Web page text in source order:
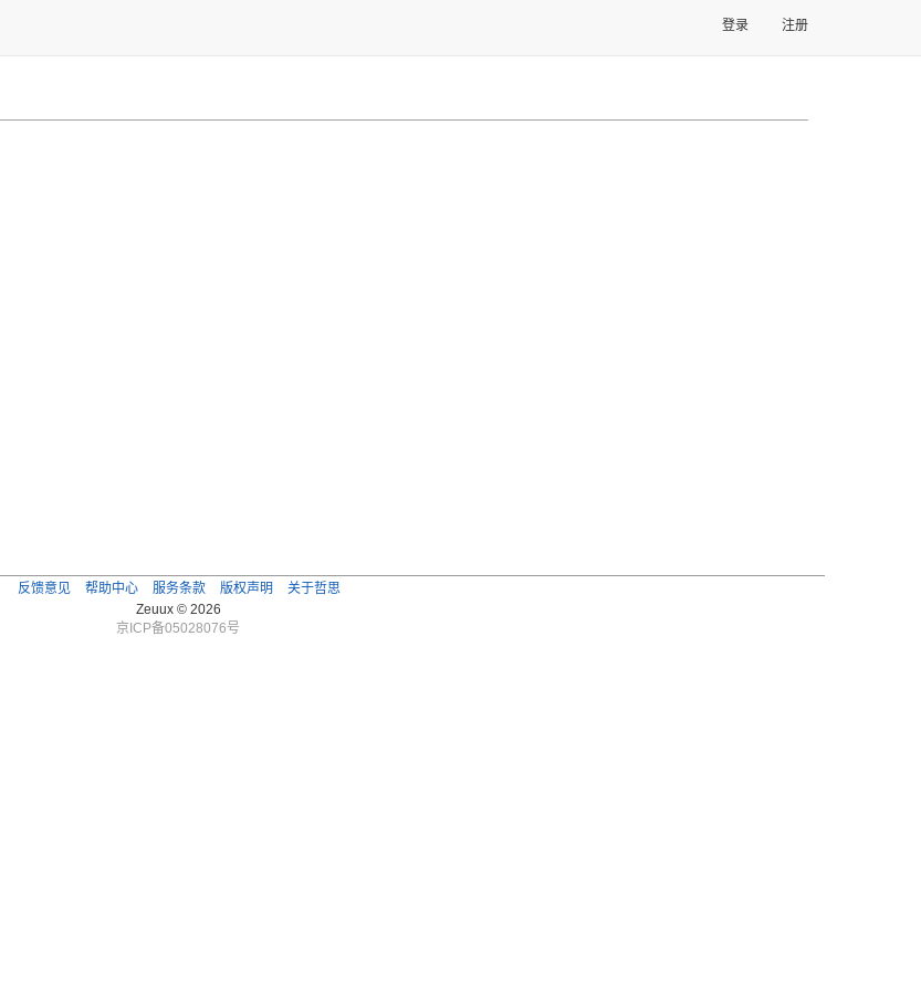
登录 注册
反馈意见 帮助中心 服务条款 版权声明
关于哲思
Zeuux © 2026
京ICP备05028076号